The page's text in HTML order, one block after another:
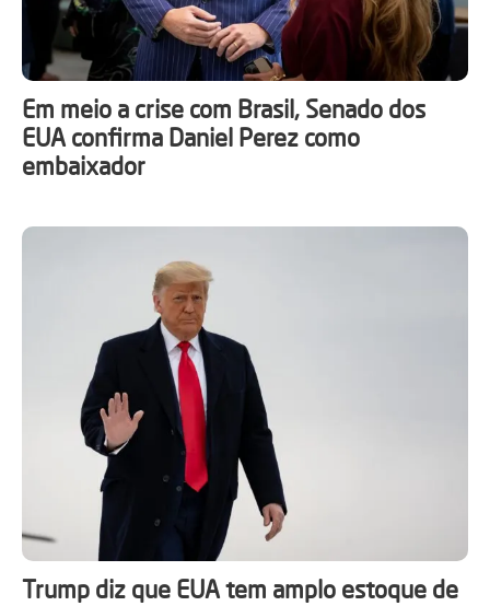
Em meio a crise com Brasil, Senado dos
EUA confirma Daniel Perez como
embaixador
Trump diz que EUA tem amplo estoque de